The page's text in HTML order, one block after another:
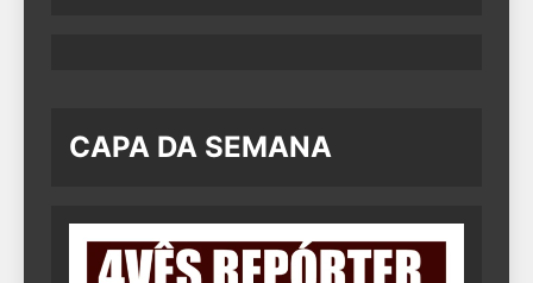
CAPA DA SEMANA